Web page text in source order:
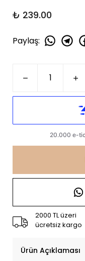
₺ 239.00
Paylaş:
2000 TL üzeri
ücretsiz kargo
Ürün Açıklaması